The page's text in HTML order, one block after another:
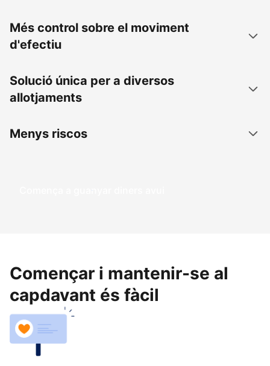
Més control sobre el moviment
d'efectiu
Solució única per a diversos
allotjaments
Menys riscos
Comença a guanyar diners avui
Començar i mantenir-se al
capdavant és fàcil